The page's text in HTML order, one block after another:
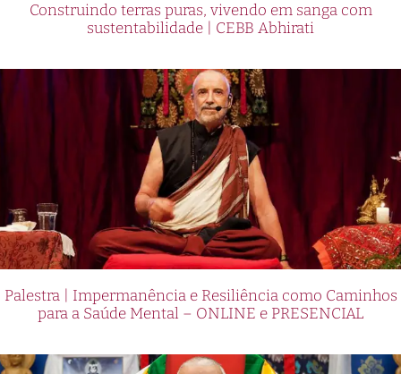
Construindo terras puras, vivendo em sanga com
sustentabilidade | CEBB Abhirati
Palestra | Impermanência e Resiliência como Caminhos
para a Saúde Mental – ONLINE e PRESENCIAL